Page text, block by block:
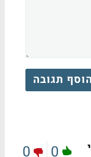
הוסף תגובה
0
0